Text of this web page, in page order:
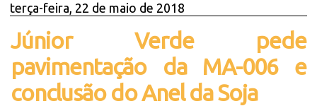
terça-feira, 22 de maio de 2018
Júnior Verde pede
pavimentação da MA-006 e
conclusão do Anel da Soja